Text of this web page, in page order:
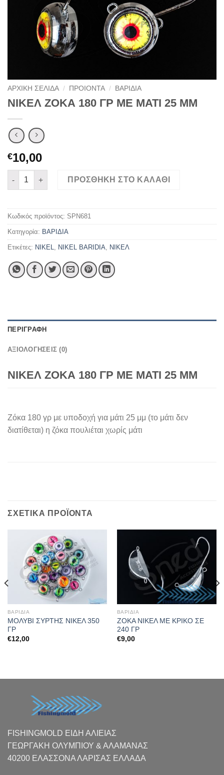
ΑΡΧΙΚΉ ΣΕΛΊΔΑ / ΠΡΟΙΟΝΤΑ / ΒΑΡΙΔΙΑ
ΝΙΚΕΛ ΖΟΚΑ 180 ΓΡ ΜΕ ΜΑΤΙ 25 ΜΜ
€10,00
ΝΙΚΕΛ ΖΟΚΑ 180 ΓΡ ΜΕ ΜΑΤΙ 25 ΜΜ ποσότητα
ΠΡΟΣΘΉΚΗ ΣΤΟ ΚΑΛΆΘΙ
Κωδικός προϊόντος: SPN681
Κατηγορία: ΒΑΡΙΔΙΑ
Ετικέτες: NIKEL NIKEL BARIDIA ΝΙΚΕΛ
ΠΕΡΙΓΡΑΦΉ
ΑΞΙΟΛΟΓΉΣΕΙΣ (0)
ΝΙΚΕΛ ΖΟΚΑ 180 ΓΡ ΜΕ ΜΑΤΙ 25 ΜΜ
Ζόκα 180 γρ με υποδοχή για μάτι 25 μμ (το μάτι δεν
διατίθεται) η ζόκα πουλιέται χωρίς μάτι
ΣΧΕΤΙΚΆ ΠΡΟΪΌΝΤΑ
ΒΑΡΙΔΙΑ
ΜΟΛΥΒΙ ΣΥΡΤΗΣ ΝΙΚΕΛ 350
ΓΡ
€12,00
ΒΑΡΙΔΙΑ
ZOKA ΝΙΚΕΛ ΜΕ ΚΡΙΚΟ ΣΕ
240 ΓΡ
€9,00
FISHINGMOLD ΕΙΔΗ ΑΛΙΕΙΑΣ
ΓΕΩΡΓΑΚΗ ΟΛΥΜΠΙΟΥ & ΑΛΑΜΑΝΑΣ
40200 ΕΛΑΣΣΟΝΑ ΛΑΡΙΣΑΣ EΛΛΑΔΑ